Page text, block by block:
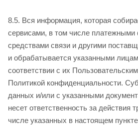
8.5. Вся информация, которая
сервисами, в том числе платежными
средствами связи и другими
и обрабатывается указанными
соответствии с их
Политикой конфиденциальности.
данных и/или с указанными
несет ответственность за действия
числе указанных в настоящем